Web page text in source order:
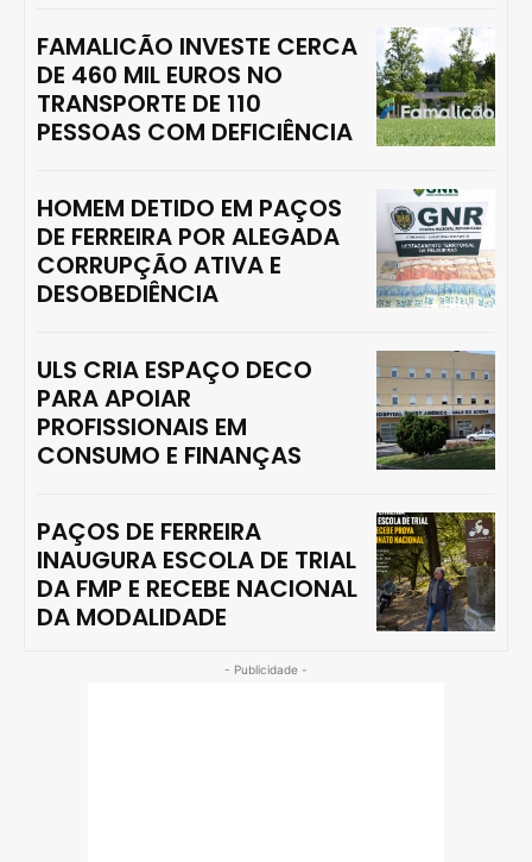
FAMALICÃO INVESTE CERCA
DE 460 MIL EUROS NO
TRANSPORTE DE 110
PESSOAS COM DEFICIÊNCIA
HOMEM DETIDO EM PAÇOS
DE FERREIRA POR ALEGADA
CORRUPÇÃO ATIVA E
DESOBEDIÊNCIA
ULS CRIA ESPAÇO DECO
PARA APOIAR
PROFISSIONAIS EM
CONSUMO E FINANÇAS
PAÇOS DE FERREIRA
INAUGURA ESCOLA DE TRIAL
DA FMP E RECEBE NACIONAL
DA MODALIDADE
- Publicidade -